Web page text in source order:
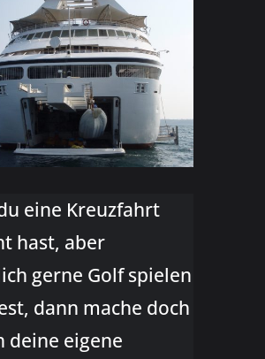
eine Kreuzfahrt
hast, aber
gerne Golf spielen
dann mache doch
deine eigene